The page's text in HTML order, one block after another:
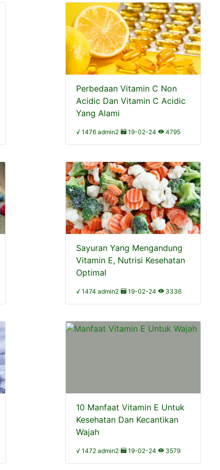
Perbedaan Vitamin C Non
Acidic Dan Vitamin C Acidic
Yang Alami
√ 1476 admin2 19-02-24 4795
Sayuran Yang Mengandung
Vitamin E, Nutrisi Kesehatan
Optimal
√ 1474 admin2 19-02-24 3336
10 Manfaat Vitamin E Untuk
Kesehatan Dan Kecantikan
Wajah
√ 1472 admin2 19-02-24 3579